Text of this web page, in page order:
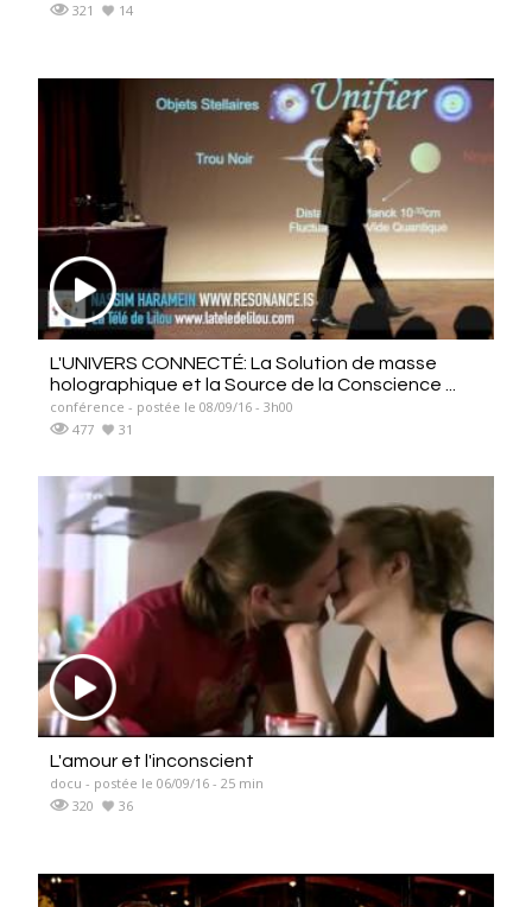
321
14
L'UNIVERS CONNECTÉ: La Solution de masse
holographique et la Source de la Conscience ...
conférence - postée le 08/09/16 - 3h00
477
31
L'amour et l'inconscient
docu - postée le 06/09/16 - 25 min
320
36